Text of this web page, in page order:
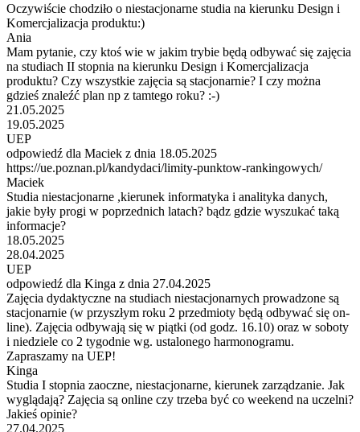
Oczywiście chodziło o niestacjonarne studia na kierunku Design i
Komercjalizacja produktu:)
Ania
Mam pytanie, czy ktoś wie w jakim trybie będą odbywać się zajęcia
na studiach II stopnia na kierunku Design i Komercjalizacja
produktu? Czy wszystkie zajęcia są stacjonarnie? I czy można
gdzieś znaleźć plan np z tamtego roku? :-)
21.05.2025
19.05.2025
UEP
odpowiedź dla Maciek z dnia 18.05.2025
https://ue.poznan.pl/kandydaci/limity-punktow-rankingowych/
Maciek
Studia niestacjonarne ,kierunek informatyka i analityka danych,
jakie były progi w poprzednich latach? bądz gdzie wyszukać taką
informacje?
18.05.2025
28.04.2025
UEP
odpowiedź dla Kinga z dnia 27.04.2025
Zajęcia dydaktyczne na studiach niestacjonarnych prowadzone są
stacjonarnie (w przyszłym roku 2 przedmioty będą odbywać się on-
line). Zajęcia odbywają się w piątki (od godz. 16.10) oraz w soboty
i niedziele co 2 tygodnie wg. ustalonego harmonogramu.
Zapraszamy na UEP!
Kinga
Studia I stopnia zaoczne, niestacjonarne, kierunek zarządzanie. Jak
wyglądają? Zajęcia są online czy trzeba być co weekend na uczelni?
Jakieś opinie?
27.04.2025